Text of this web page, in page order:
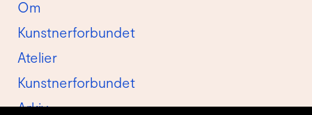
Om
Kunstnerforbundet
Atelier
Kunstnerforbundet
Arkiv